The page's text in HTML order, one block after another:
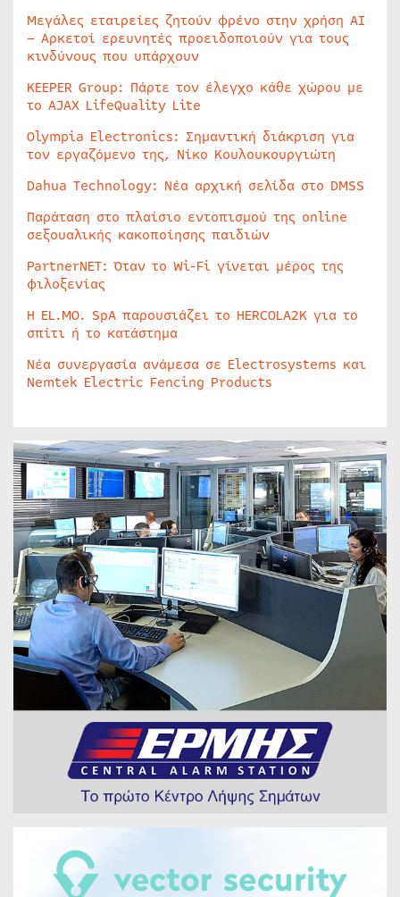
Μεγάλες εταιρείες ζητούν φρένο στην χρήση AI
– Αρκετοί ερευνητές προειδοποιούν για τους
κινδύνους που υπάρχουν
KEEPER Group: Πάρτε τον έλεγχο κάθε χώρου με
το AJAX LifeQuality Lite
Olympia Electronics: Σημαντική διάκριση για
τον εργαζόμενο της, Νίκο Κουλουκουργιώτη
Dahua Technology: Νέα αρχική σελίδα στο DMSS
Παράταση στο πλαίσιο εντοπισμού της online
σεξουαλικής κακοποίησης παιδιών
PartnerNET: Όταν το Wi-Fi γίνεται μέρος της
φιλοξενίας
Η EL.MO. SpA παρουσιάζει το HERCOLA2K για το
σπίτι ή το κατάστημα
Νέα συνεργασία ανάμεσα σε Electrosystems και
Nemtek Electric Fencing Products